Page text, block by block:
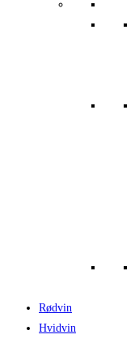
Rødvin
Hvidvin